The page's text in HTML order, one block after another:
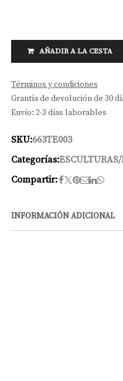
AÑADIR A LA CESTA
Términos y condiciones
Grantía de devolución de 30
Envío: 2-3 días laborables
SKU:663TE003
Categorías:
Compartir:
INFORMACIÓN ADICIONAL